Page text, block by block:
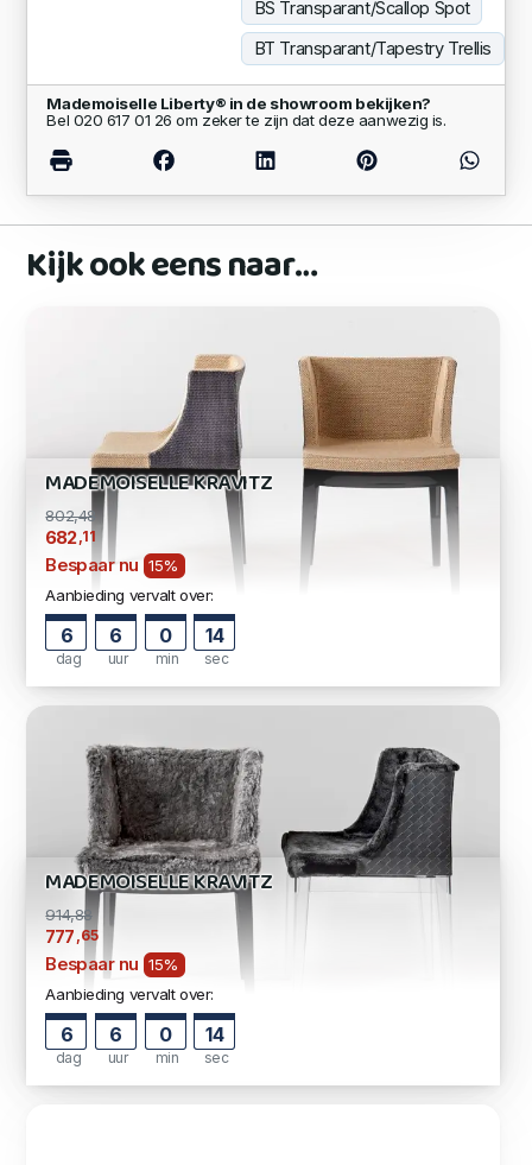
BS Transparant/Scallop Spot
BT Transparant/Tapestry Trellis
Mademoiselle Liberty® in de showroom bekijken?
Bel 020 617 01 26 om zeker te zijn dat deze aanwezig is.
Kijk ook eens naar…
MADEMOISELLE KRAVITZ
802,48
682 ,11
Bespaar nu 15%
Aanbieding vervalt over:
6
dag
6
uur
0
min
13
sec
MADEMOISELLE KRAVITZ
914,88
777 ,65
Bespaar nu 15%
Aanbieding vervalt over:
6
dag
6
uur
0
min
13
sec